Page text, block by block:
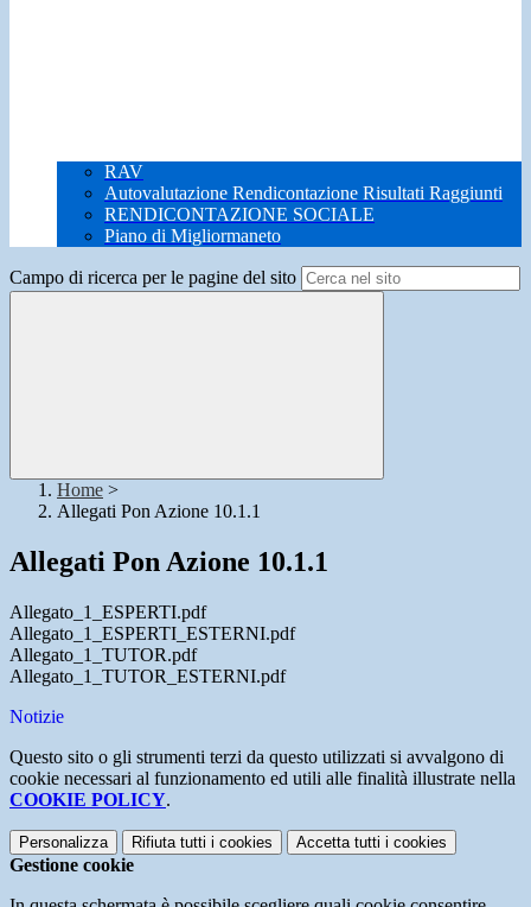
RAV
Autovalutazione Rendicontazione Risultati Raggiunti
RENDICONTAZIONE SOCIALE
Piano di Migliormaneto
Campo di ricerca per le pagine del sito
Home >
Allegati Pon Azione 10.1.1
Allegati Pon Azione 10.1.1
Allegato_1_ESPERTI.pdf
Allegato_1_ESPERTI_ESTERNI.pdf
Allegato_1_TUTOR.pdf
Allegato_1_TUTOR_ESTERNI.pdf
Notizie
Questo sito o gli strumenti terzi da questo utilizzati si avvalgono di
cookie necessari al funzionamento ed utili alle finalità illustrate nella
COOKIE POLICY.
Personalizza Rifiuta tutti i cookies Accetta tutti i cookies
Gestione cookie